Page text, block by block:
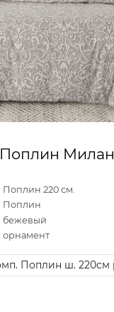
Поплин Милан
Поплин 220 см.
Поплин
бежевый
орнамент